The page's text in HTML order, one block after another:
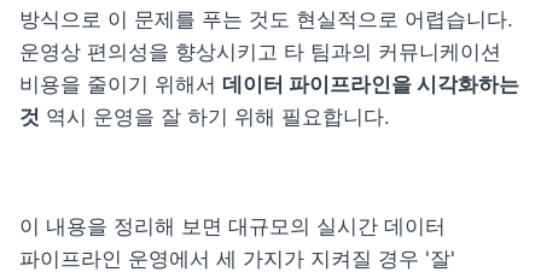
방식으로 이 문제를 푸는 것도 현실적으로 어렵습니다.
운영상 편의성을 향상시키고 타 팀과의 커뮤니케이션
비용을 줄이기 위해서 데이터 파이프라인을 시각화하는
것 역시 운영을 잘 하기 위해 필요합니다.
이 내용을 정리해 보면 대규모의 실시간 데이터
파이프라인 운영에서 세 가지가 지켜질 경우 '잘'